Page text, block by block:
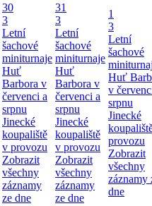
30
3
Letní
šachové
miniturnaje
Huť
Barbora v
červenci a
srpnu
Jinecké
koupaliště
v provozu
Zobrazit
všechny
záznamy
ze dne
31
3
Letní
šachové
miniturnaje
Huť
Barbora v
červenci a
srpnu
Jinecké
koupaliště
v provozu
Zobrazit
všechny
záznamy
ze dne
1
3
Letní
šachové
Huť
v
srpnu
Jinecké
provozu
Zobrazit
všechny
záznamy
dne